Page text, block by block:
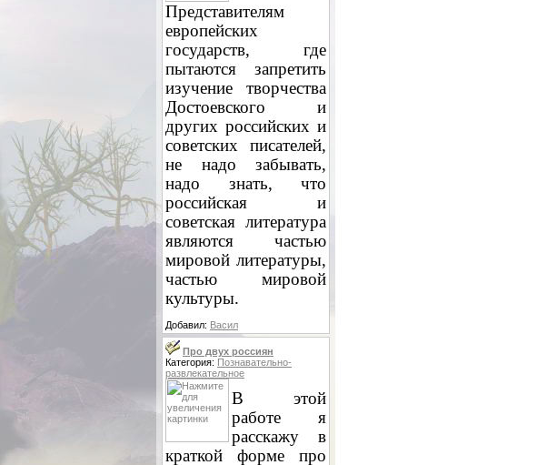
Представителям
европейских
государств, где
пытаются запретить
изучение творчества
Достоевского и
других российских и
советских писателей,
не надо забывать,
надо знать, что
российская и
советская литература
являются частью
мировой литературы,
частью мировой
культуры.
Добавил: Васил
Про двух россиян
Категория: Познавательно-
развлекательное
В этой
работе я
расскажу в
краткой форме про